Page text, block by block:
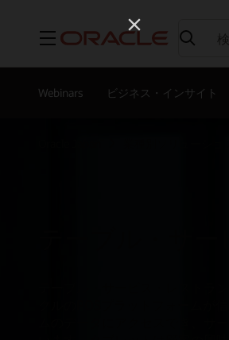
メニュー
Webinars ビジネス・インサイト